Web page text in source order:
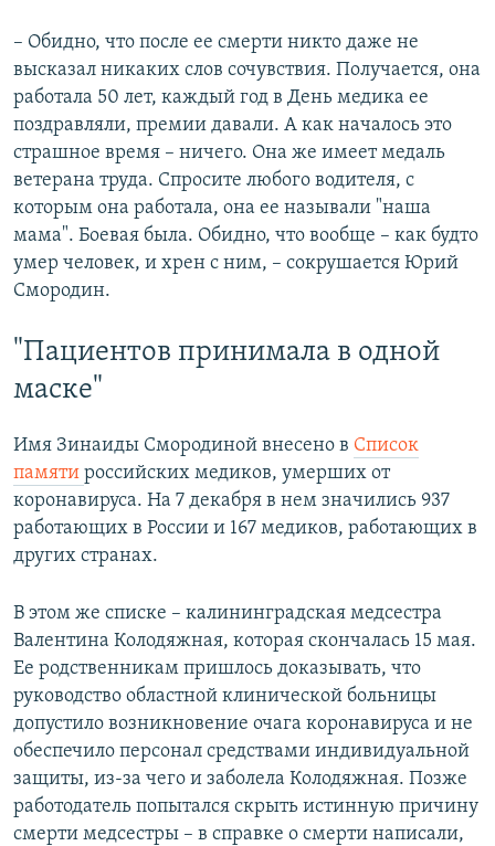
– Обидно, что после ее смерти никто даже не
высказал никаких слов сочувствия. Получается, она
работала 50 лет, каждый год в День медика ее
поздравляли, премии давали. А как началось это
страшное время – ничего. Она же имеет медаль
ветерана труда. Спросите любого водителя, с
которым она работала, она ее называли "наша
мама". Боевая была. Обидно, что вообще – как будто
умер человек, и хрен с ним, – сокрушается Юрий
Смородин.
"Пациентов принимала в одной
маске"
Имя Зинаиды Смородиной внесено в Список
памяти российских медиков, умерших от
коронавируса. На 7 декабря в нем значились 937
работающих в России и 167 медиков, работающих в
других странах.
В этом же списке – калининградская медсестра
Валентина Колодяжная, которая скончалась 15 мая.
Ее родственникам пришлось доказывать, что
руководство областной клинической больницы
допустило возникновение очага коронавируса и не
обеспечило персонал средствами индивидуальной
защиты, из-за чего и заболела Колодяжная. Позже
работодатель попытался скрыть истинную причину
смерти медсестры – в справке о смерти написали,